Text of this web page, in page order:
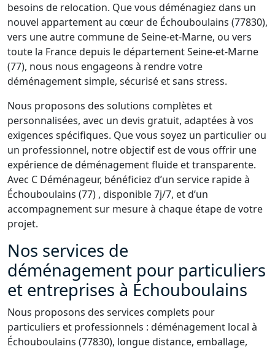
besoins de relocation. Que vous déménagiez dans un
nouvel appartement au cœur de Échouboulains (77830),
vers une autre commune de Seine-et-Marne, ou vers
toute la France depuis le département Seine-et-Marne
(77), nous nous engageons à rendre votre
déménagement simple, sécurisé et sans stress.
Nous proposons des solutions complètes et
personnalisées, avec un devis gratuit, adaptées à vos
exigences spécifiques. Que vous soyez un particulier ou
un professionnel, notre objectif est de vous offrir une
expérience de déménagement fluide et transparente.
Avec C Déménageur, bénéficiez d’un service rapide à
Échouboulains (77) , disponible 7j/7, et d’un
accompagnement sur mesure à chaque étape de votre
projet.
Nos services de
déménagement pour particuliers
et entreprises à Échouboulains
Nous proposons des services complets pour
particuliers et professionnels : déménagement local à
Échouboulains (77830), longue distance, emballage,